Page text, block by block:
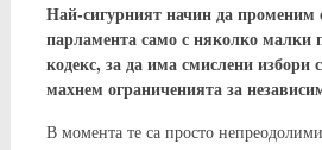
Най-сигурният начин да променим
парламента само с няколко малки
кодекс, за да има смислени избори
махнем ограниченията за
В момента те са просто